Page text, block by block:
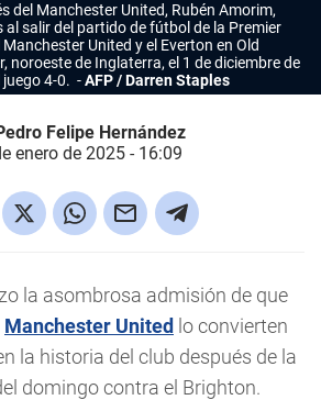
del Manchester United, Rubén Amorim,
salir del partido de fútbol de la Premier
United y el Everton en Old
noroeste de Inglaterra, el 1 de diciembre de
4-0.
AFP / Darren Staples
Felipe Hernández
enero de 2025 - 16:09
la asombrosa admisión de que
Manchester United lo convierten
la historia del club después de la
domingo contra el Brighton.